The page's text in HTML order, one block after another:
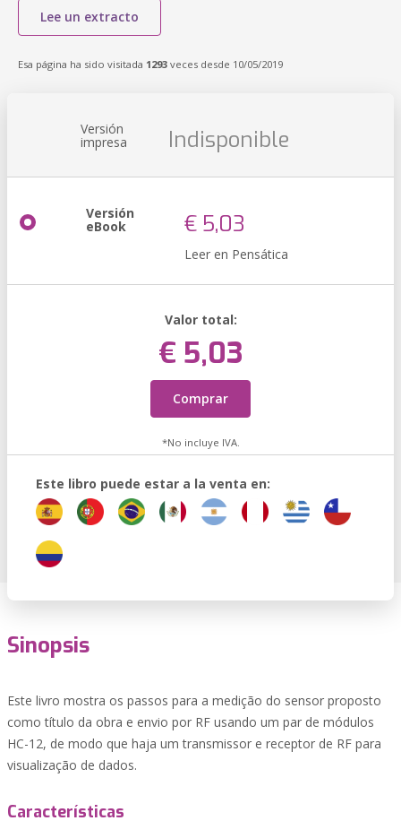
Lee un extracto
Esa página ha sido visitada 1293 veces desde 10/05/2019
Versión
impresa Indisponible
Versión
eBook € 5,03
Leer en Pensática
Valor total:
€ 5,03
Comprar
*No incluye IVA.
Este libro puede estar a la venta en:
Sinopsis
Este livro mostra os passos para a medição do sensor proposto
como título da obra e envio por RF usando um par de módulos
HC-12, de modo que haja um transmissor e receptor de RF para
visualização de dados.
Características